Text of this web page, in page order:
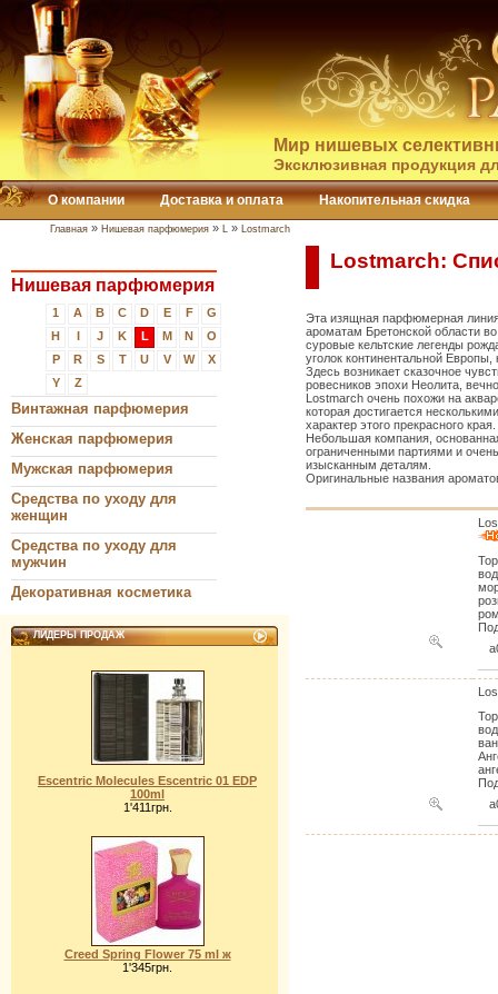
Мир нишевых
Эксклюзивная продукция
О компании Доставка и оплата Накопительная скидка
Главная » Нишевая парфюмерия » L » Lostmarch
Нишевая парфюмерия
1 A B C D E F
G
H
I J K L M N
O
P
R S T U V W
X
Y
Z
Винтажная парфюмерия
Женская парфюмерия
Мужская парфюмерия
Средства по уходу для
женщин
Средства по уходу для
мужчин
Декоративная косметика
ЛИДЕРЫ ПРОДАЖ
Escentric Molecules Escentric 01 EDP
100ml
1'411грн.
Creed Spring Flower 75 ml ж
1'345грн.
Lostmarch:
Эта изящная парфюмерная
ароматам Бретонской области
суровые кельтские легенды
уголок континентальной
Здесь возникает сказочное
ровесников эпохи Неолита,
Lostmarch очень похожи на
которая достигается
характер этого прекрасного края.
Небольшая компания,
ограниченными партиями и
изысканным деталям.
Оригинальные названия